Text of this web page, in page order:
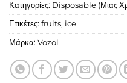
Κατηγορίες: Disposable (Μιας
Ετικέτες: fruits, ice
Μάρκα: Vozol